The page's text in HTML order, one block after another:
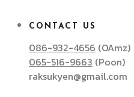
CONTACT US
086-932-4656 (OAmz)
065-516-9663 (Poon)
raksukyen@gmail.com